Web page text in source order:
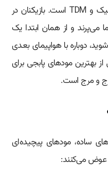
وار مود در واقع ترکیبی از کلاسیک و TDM است. بازیکنان در
می‌پرند و از همان ابتدا یک
دوباره با هواپیمای بعدی
بهترین مودهای پابجی برای
و مرج است.
ساده، مودهای پیچیده‌ای
عوض می‌کنند: